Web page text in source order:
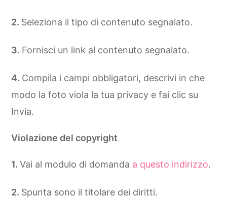
Seleziona il tipo di contenuto segnalato.
Fornisci un link al contenuto segnalato.
Compila i campi obbligatori, descrivi in ​​che
modo la foto viola la tua privacy e fai clic su
Invia.
Violazione del copyright
Vai al modulo di domanda a questo indirizzo.
Spunta sono il titolare dei diritti.